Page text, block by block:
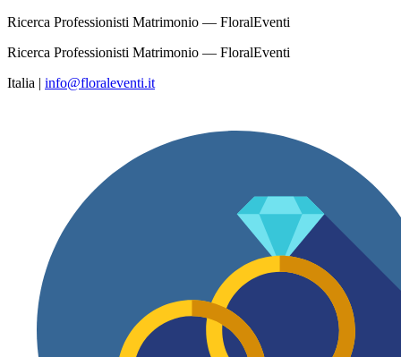
Ricerca Professionisti Matrimonio — FloralEventi
Ricerca Professionisti Matrimonio — FloralEventi
Italia | info@floraleventi.it